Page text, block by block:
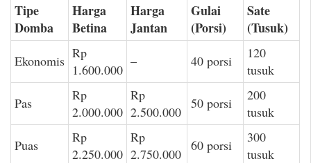
Tipe
Domba
Harga
Betina
Harga
Jantan
Gulai
(Porsi)
Sate
(Tusuk)
Ekonomis Rp
1.600.000
– 40 porsi
120
tusuk
Pas
Rp
2.000.000
Rp
2.500.000
50 porsi
200
tusuk
Puas
Rp
2.250.000
Rp
2.750.000
60 porsi
300
tusuk